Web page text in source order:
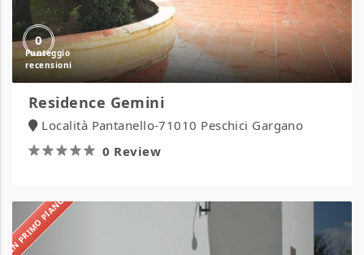
0
Residence Gemini
Località Pantanello-71010 Peschici Gargano
0 Review
IN PRIMO PIANO